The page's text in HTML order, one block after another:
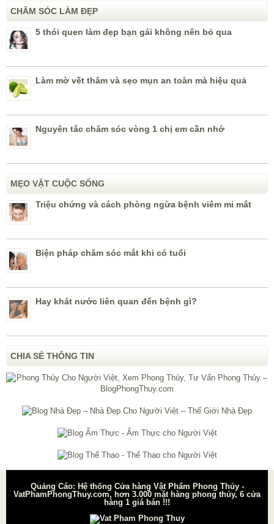
CHĂM SÓC LÀM ĐẸP
5 thói quen làm đẹp bạn gái không nên bỏ qua
Làm mờ vết thâm và sẹo mụn an toàn mà hiệu quả
Nguyên tắc chăm sóc vòng 1 chị em cần nhớ
MẸO VẶT CUỘC SỐNG
Triệu chứng và cách phòng ngừa bệnh viêm mi mắt
Biện pháp chăm sóc mắt khi có tuổi
Hay khát nước liên quan đến bệnh gì?
CHIA SẺ THÔNG TIN
Quảng Cáo: Hệ thống Cửa hàng Vật Phẩm Phong Thủy -
VatPhamPhongThuy.com, hơn 3.000 mặt hàng phong thủy, 6 cửa
hàng 1 giá bán !!!